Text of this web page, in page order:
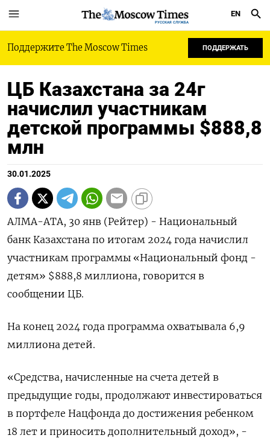
РУССКАЯ СЛУЖБА
EN
Поддержите The Moscow Times ПОДДЕРЖАТЬ
ЦБ Казахстана за 24г
начислил участникам
детской программы $888,8
млн
30.01.2025
АЛМА-АТА, 30 янв (Рейтер) - Национальный
банк Казахстана по итогам 2024 года начислил
участникам программы «Национальный фонд -
детям» $888,8 миллиона, говорится в
сообщении ЦБ.
На конец 2024 года программа охватывала 6,9
миллиона детей.
«Средства, начисленные на счета детей в
предыдущие годы, продолжают инвестироваться
в портфеле Нацфонда до достижения ребенком
18 лет и приносить дополнительный доход», -